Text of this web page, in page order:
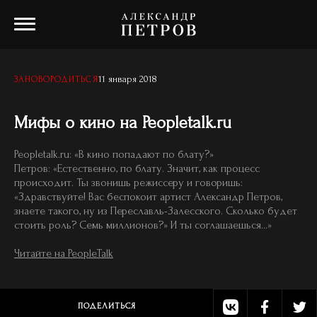
ЗАНОВОРОДИТЬСЯ11 января 2018
Мифы о кино на Peopletalk.ru
Peopletalk.ru: «В кино попадают по блату?»
Петров: «Естественно, по блату. Значит, как процесс
происходит. Ты звонишь режиссеру и говоришь:
«Здравствуйте! Вас беспокоит артист Александр Петров,
знаете такого, ну из Переславль-Залесского. Сколько будет
стоить роль? Семь миллионов?» И ты соглашаешься...»
Читайте на PeopleTalk
ПОДЕЛИТЬСЯ